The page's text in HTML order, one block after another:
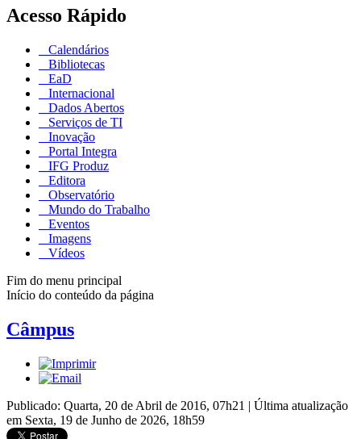
Acesso Rápido
Calendários
Bibliotecas
EaD
Internacional
Dados Abertos
Serviços de TI
Inovação
Portal Integra
IFG Produz
Editora
Observatório
Mundo do Trabalho
Eventos
Imagens
Vídeos
Fim do menu principal
Início do conteúdo da página
Câmpus
Publicado: Quarta, 20 de Abril de 2016, 07h21 | Última atualização
em Sexta, 19 de Junho de 2026, 18h59